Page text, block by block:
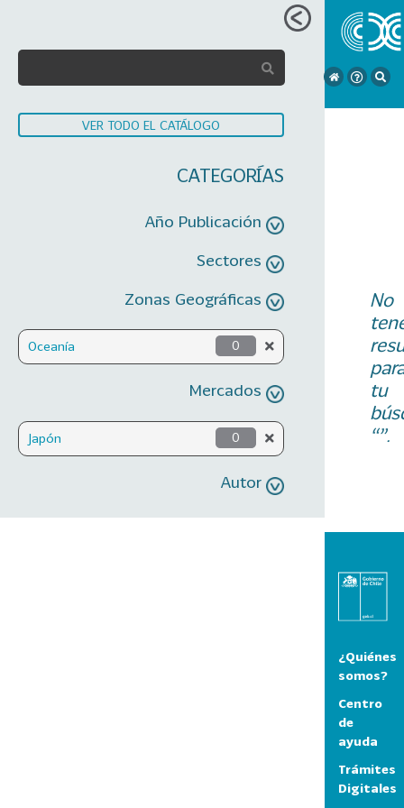
VER TODO EL CATÁLOGO
CATEGORÍAS
Año Publicación
Sectores
Zonas Geográficas
Oceanía 0
Mercados
Japón 0
Autor
No
tu
“”.
¿Quiénes
somos?
Centro
de
ayuda
Trámites
Digitales